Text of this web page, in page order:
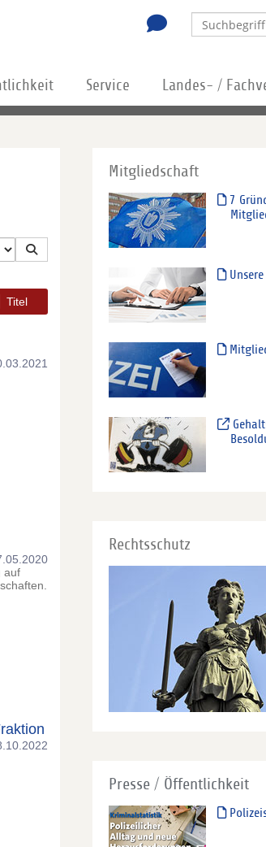
Service Landes- /
Titel
auf
Mitgliedschaft
7
Unsere
Rechtsschutz
Presse / Öffentlichkeit